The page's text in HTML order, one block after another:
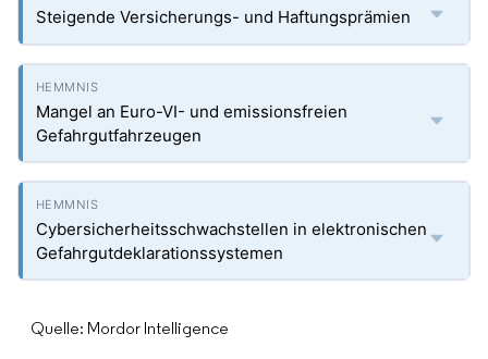
Steigende Versicherungs- und Haftungsprämien
Mangel an Euro-VI- und emissionsfreien
Gefahrgutfahrzeugen
Cybersicherheitsschwachstellen in elektronischen
Gefahrgutdeklarationssystemen
Quelle: Mordor Intelligence